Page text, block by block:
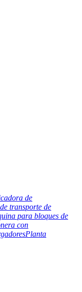
de
transporte de
para bloques de
con
Planta